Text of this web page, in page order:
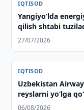
IQTISOD
Yangiyo‘lda
qilish shtabi
27/07/2026
IQTISOD
Uzbekistan
reyslarni yo‘lga
06/08/2026